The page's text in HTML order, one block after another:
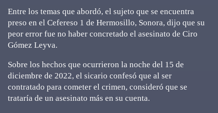
Entre los temas que abordó, el sujeto que se encuentra
preso en el Cefereso 1 de Hermosillo, Sonora, dijo que su
peor error fue no haber concretado el asesinato de Ciro
Gómez Leyva.
Sobre los hechos que ocurrieron la noche del 15 de
diciembre de 2022, el sicario confesó que al ser
contratado para cometer el crimen, consideró que se
trataría de un asesinato más en su cuenta.